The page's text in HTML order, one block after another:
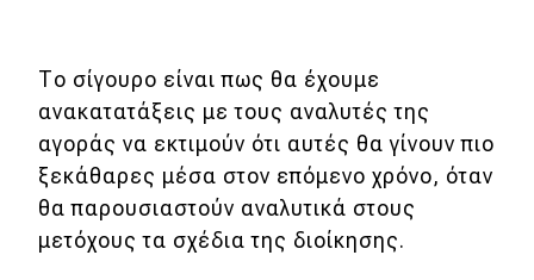
Το σίγουρο είναι πως θα έχουμε
ανακατατάξεις με τους αναλυτές της
αγοράς να εκτιμούν ότι αυτές θα γίνουν πιο
ξεκάθαρες μέσα στον επόμενο χρόνο, όταν
θα παρουσιαστούν αναλυτικά στους
μετόχους τα σχέδια της διοίκησης.